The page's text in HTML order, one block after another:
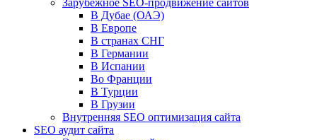
Зарубежное SEO-продвижение сайтов
В Дубае (ОАЭ)
В Европе
В странах СНГ
В Германии
В Испании
Во Франции
В Турции
В Грузии
Внутренняя SEO оптимизация сайта
SEO аудит сайта